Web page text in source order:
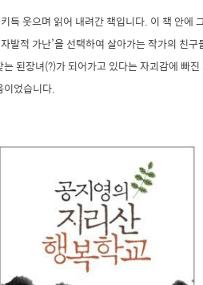
득 웃으며 읽어 내려간 책입니다. 이 책 안에
발적 가난’을 선택하여 살아가는 작가의 친
된장녀(?)가 되어가고 있다는 자괴감에 빠진
이었습니다.